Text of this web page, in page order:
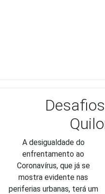
A desigualdade do
enfrentamento ao
Coronavírus, que já se
mostra evidente nas
periferias urbanas, terá um